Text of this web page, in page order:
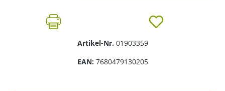
Artikel-Nr. 01903359
EAN: 7680479130205